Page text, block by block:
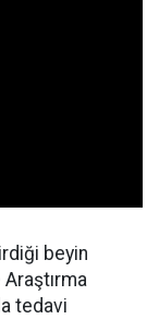
beyin
Araştırma
tedavi